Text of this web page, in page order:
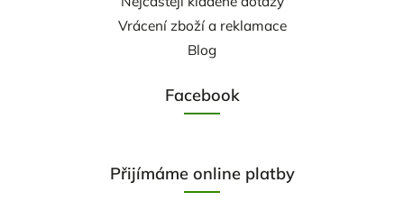
Vrácení zboží a reklamace
Blog
Facebook
Přijímáme online platby